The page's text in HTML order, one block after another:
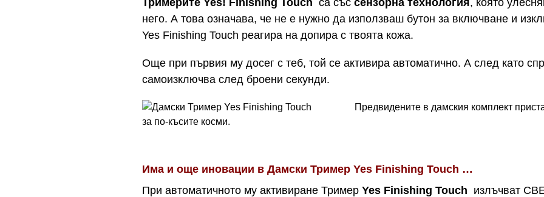
него. А това означава, че не е нужно да използваш бутон за включване и
Yes Finishing Touch реагира на допира с твоята кожа.
Още при първия му досег с теб, той се активира автоматично. А след като
самоизключва след броени секунди.
Предвидените в дамския комплект
за по-късите косми.
Има и още иновации в Дамски Тример Yes Finishing Touch …
При автоматичното му активиране Тример Yes Finishing Touch излъчват